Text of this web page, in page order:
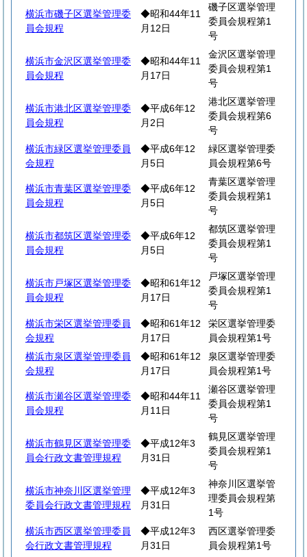
横浜市磯子区選挙管理委
員会規程
◆昭和44年11
月12日
磯子区選挙管理
委員会規程第1
号
横浜市金沢区選挙管理委
員会規程
◆昭和44年11
月17日
金沢区選挙管理
委員会規程第1
号
横浜市港北区選挙管理委
員会規程
◆平成6年12
月2日
港北区選挙管理
委員会規程第6
号
横浜市緑区選挙管理委員
会規程
◆平成6年12
月5日
緑区選挙管理委
員会規程第6号
横浜市青葉区選挙管理委
員会規程
◆平成6年12
月5日
青葉区選挙管理
委員会規程第1
号
横浜市都筑区選挙管理委
員会規程
◆平成6年12
月5日
都筑区選挙管理
委員会規程第1
号
横浜市戸塚区選挙管理委
員会規程
◆昭和61年12
月17日
戸塚区選挙管理
委員会規程第1
号
横浜市栄区選挙管理委員
会規程
◆昭和61年12
月17日
栄区選挙管理委
員会規程第1号
横浜市泉区選挙管理委員
会規程
◆昭和61年12
月17日
泉区選挙管理委
員会規程第1号
横浜市瀬谷区選挙管理委
員会規程
◆昭和44年11
月11日
瀬谷区選挙管理
委員会規程第1
号
横浜市鶴見区選挙管理委
員会行政文書管理規程
◆平成12年3
月31日
鶴見区選挙管理
委員会規程第1
号
横浜市神奈川区選挙管理
委員会行政文書管理規程
◆平成12年3
月31日
神奈川区選挙管
理委員会規程第
1号
横浜市西区選挙管理委員
会行政文書管理規程
◆平成12年3
月31日
西区選挙管理委
員会規程第1号